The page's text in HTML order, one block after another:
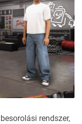
rendszer,